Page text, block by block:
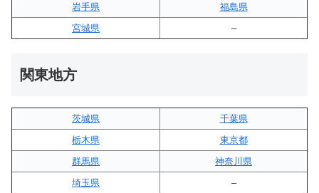
岩手県
福島県
宮城県
–
関東地方
茨城県
千葉県
栃木県
東京都
群馬県
神奈川県
埼玉県
–